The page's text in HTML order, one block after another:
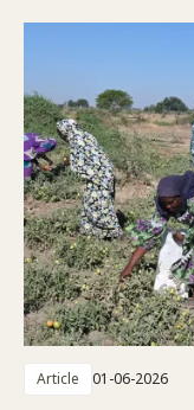
Article 01-06-2026